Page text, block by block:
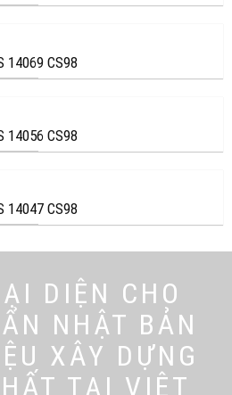
14069 CS98
14056 CS98
14047 CS98
DIỆN CHO
NHẬT BẢN
XÂY DỰNG
TẠI VIỆT